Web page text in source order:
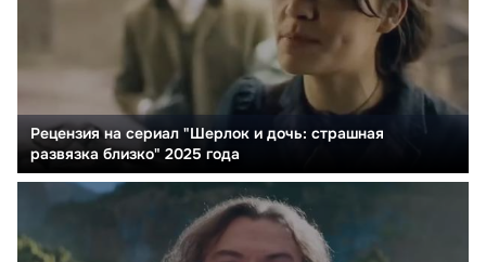
Рецензия на сериал "Шерлок и дочь: страшная
развязка близко" 2025 года